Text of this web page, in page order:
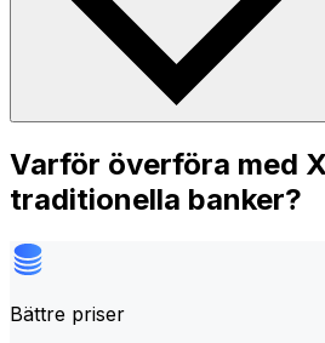
Varför överföra med
traditionella banker?
Bättre priser